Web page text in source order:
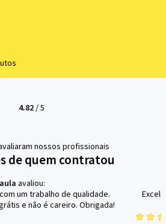
4.82/5
nossos profissionais
de quem contratou
avaliou:
um trabalho de qualidade.
e não é careiro. Obrigada!